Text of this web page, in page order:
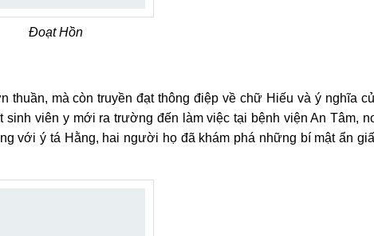
Đoạt Hồn
thuần, mà còn truyền đạt thông điệp về chữ Hiếu và ý nghĩa
viên y mới ra trường đến làm việc tại bệnh viện An Tâm,
với ý tá Hằng, hai người họ đã khám phá những bí mật ẩn